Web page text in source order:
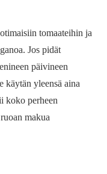
tomaateihin ja
Jos pidät
päivineen
käytän yleensä aina
koko perheen
makua